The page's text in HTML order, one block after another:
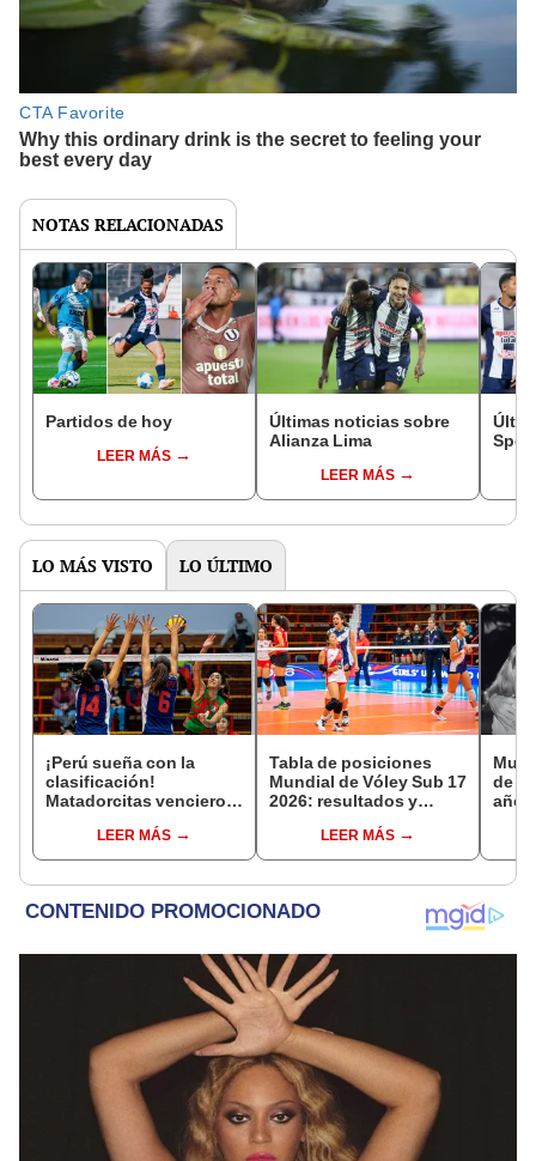
NOTAS RELACIONADAS
Partidos de hoy
LEER MÁS
Últimas noticias sobre
Alianza Lima
LEER MÁS
LO MÁS VISTO LO ÚLTIMO
¡Perú sueña con la
clasificación!
Matadorcitas vencieron
Mundial de Vóley Sub 17
LEER MÁS
Tabla de posiciones
Mundial de Vóley Sub 17
2026: resultados y
de gruposLEER MÁS
de